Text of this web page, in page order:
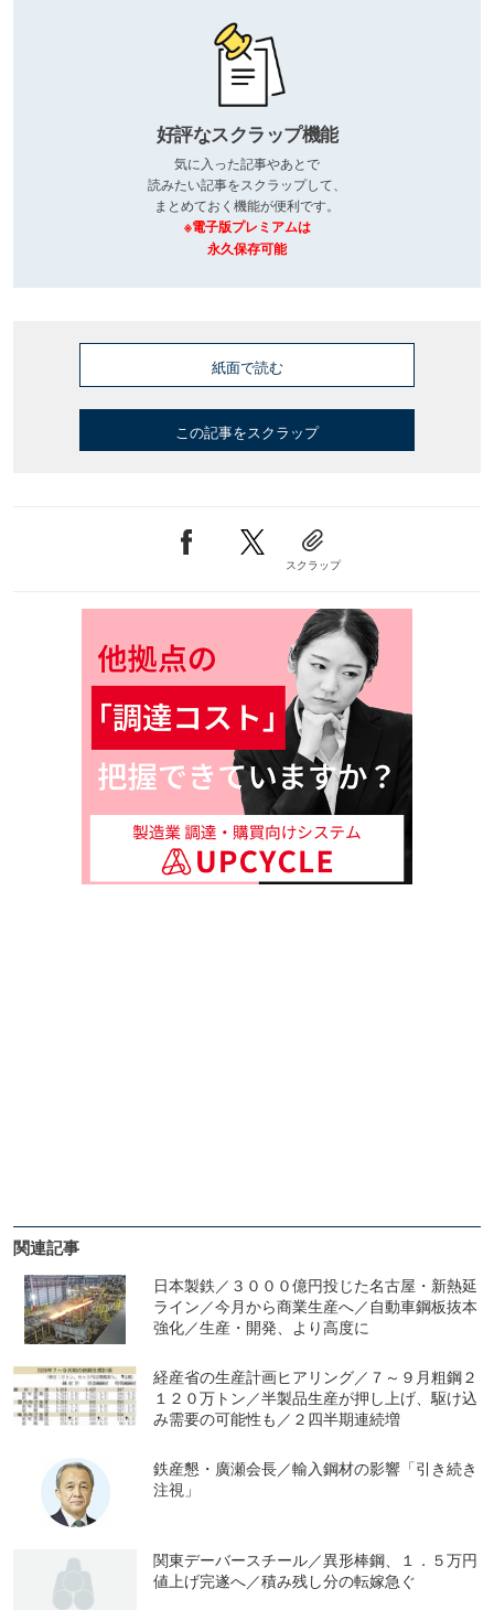
好評なスクラップ機能
気に入った記事やあとで
読みたい記事をスクラップして、
まとめておく機能が便利です。
※電子版プレミアムは
永久保存可能
紙面で読む
この記事をスクラップ
スクラップ
関連記事
日本製鉄／３０００億円投じた名古屋・新熱延
ライン／今月から商業生産へ／自動車鋼板抜本
強化／生産・開発、より高度に
経産省の生産計画ヒアリング／７～９月粗鋼２
１２０万トン／半製品生産が押し上げ、駆け込
み需要の可能性も／２四半期連続増
鉄産懇・廣瀬会長／輸入鋼材の影響「引き続き
注視」
関東デーバースチール／異形棒鋼、１．５万円
値上げ完遂へ／積み残し分の転嫁急ぐ